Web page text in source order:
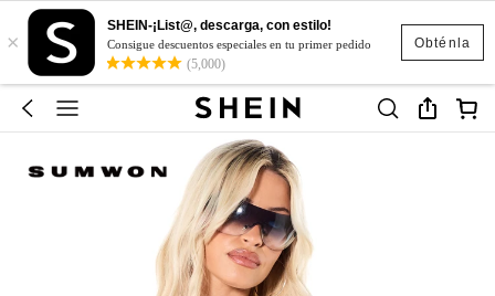
Obténla
×
SHEIN-¡List@, descarga, con estilo!
Consigue descuentos especiales en tu primer pedido
(5,000)